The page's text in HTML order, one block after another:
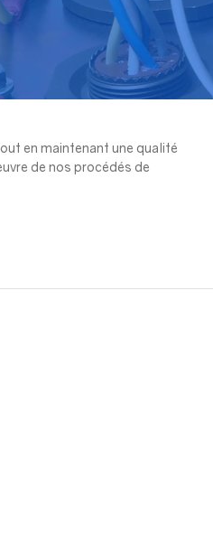
en maintenant une qualité
de nos procédés de